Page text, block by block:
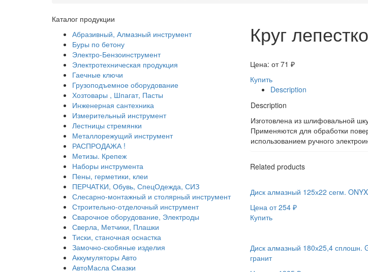
Каталог продукции
Абразивный, Алмазный инструмент
Буры по бетону
Электро-Бензоинструмент
Электротехническая продукция
Гаечные ключи
Грузоподъемное оборудование
Хозтовары , Шпагат, Пасты
Инженерная сантехника
Измерительный инструмент
Лестницы стремянки
Металлорежущий инструмент
РАСПРОДАЖА !
Метизы. Крепеж
Наборы инструмента
Пены, герметики, клеи
ПЕРЧАТКИ, Обувь, СпецОдежда, СИЗ
Слесарно-монтажный и столярный инструмент
Строительно-отделочный инструмент
Сварочное оборудование, Электроды
Сверла, Метчики, Плашки
Тиски, станочная оснастка
Замочно-скобяные изделия
Аккумуляторы Авто
АвтоМасла Смазки
Круг
Цена: от71 ₽
Купить
Description
Description
Изготовлена из шлифовальной
Применяются для обработки
использованием ручного
Related products
Диск алмазный 125х22 сегм.
Цена от254 ₽
Купить
Диск алмазный 180х25,4 сплошн.
гранит